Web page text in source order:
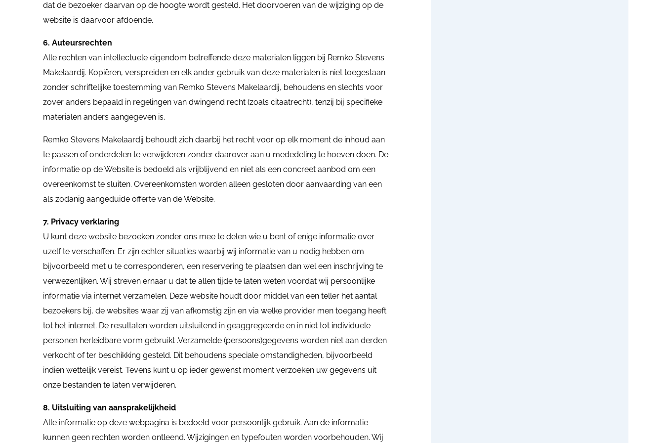
dat de bezoeker daarvan op de hoogte wordt gesteld. Het doorvoeren van de wijziging op de
website is daarvoor afdoende.
6. Auteursrechten
Alle rechten van intellectuele eigendom betreffende deze materialen liggen bij Remko Stevens
Makelaardij. Kopiëren, verspreiden en elk ander gebruik van deze materialen is niet toegestaan
zonder schriftelijke toestemming van Remko Stevens Makelaardij, behoudens en slechts voor
zover anders bepaald in regelingen van dwingend recht (zoals citaatrecht), tenzij bij specifieke
materialen anders aangegeven is.
Remko Stevens Makelaardij behoudt zich daarbij het recht voor op elk moment de inhoud aan
te passen of onderdelen te verwijderen zonder daarover aan u mededeling te hoeven doen. De
informatie op de Website is bedoeld als vrijblijvend en niet als een concreet aanbod om een
overeenkomst te sluiten. Overeenkomsten worden alleen gesloten door aanvaarding van een
als zodanig aangeduide offerte van de Website.
7. Privacy verklaring
U kunt deze website bezoeken zonder ons mee te delen wie u bent of enige informatie over
uzelf te verschaffen. Er zijn echter situaties waarbij wij informatie van u nodig hebben om
bijvoorbeeld met u te corresponderen, een reservering te plaatsen dan wel een inschrijving te
verwezenlijken. Wij streven ernaar u dat te allen tijde te laten weten voordat wij persoonlijke
informatie via internet verzamelen. Deze website houdt door middel van een teller het aantal
bezoekers bij, de websites waar zij van afkomstig zijn en via welke provider men toegang heeft
tot het internet. De resultaten worden uitsluitend in geaggregeerde en in niet tot individuele
personen herleidbare vorm gebruikt .Verzamelde (persoons)gegevens worden niet aan derden
verkocht of ter beschikking gesteld. Dit behoudens speciale omstandigheden, bijvoorbeeld
indien wettelijk vereist. Tevens kunt u op ieder gewenst moment verzoeken uw gegevens uit
onze bestanden te laten verwijderen.
8. Uitsluiting van aansprakelijkheid
Alle informatie op deze webpagina is bedoeld voor persoonlijk gebruik. Aan de informatie
kunnen geen rechten worden ontleend. Wijzigingen en typefouten worden voorbehouden. Wij